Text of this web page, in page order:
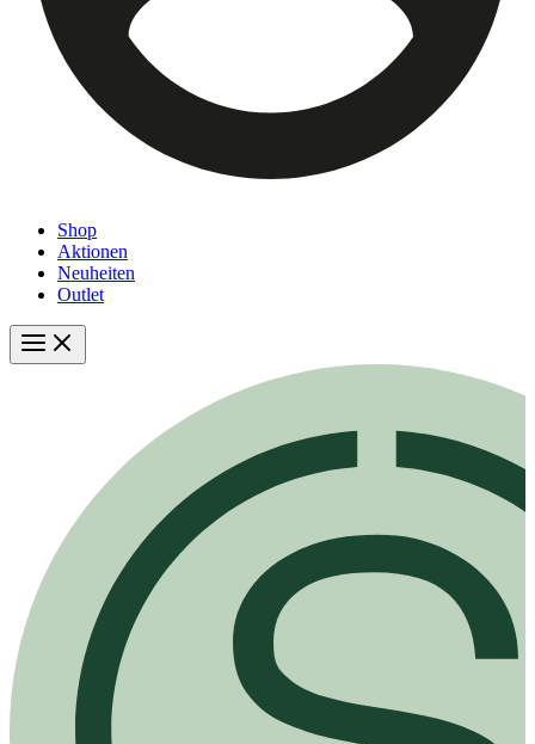
Shop
Aktionen
Neuheiten
Outlet